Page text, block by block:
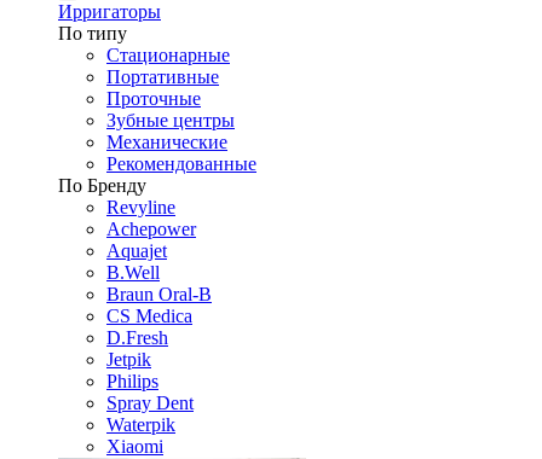
Ирригаторы
По типу
Стационарные
Портативные
Проточные
Зубные центры
Механические
Рекомендованные
По Бренду
Revyline
Achepower
Aquajet
B.Well
Braun Oral-B
CS Medica
D.Fresh
Jetpik
Philips
Spray Dent
Waterpik
Xiaomi